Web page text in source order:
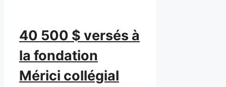
40 500 $ versés à
la fondation
Mérici collégial